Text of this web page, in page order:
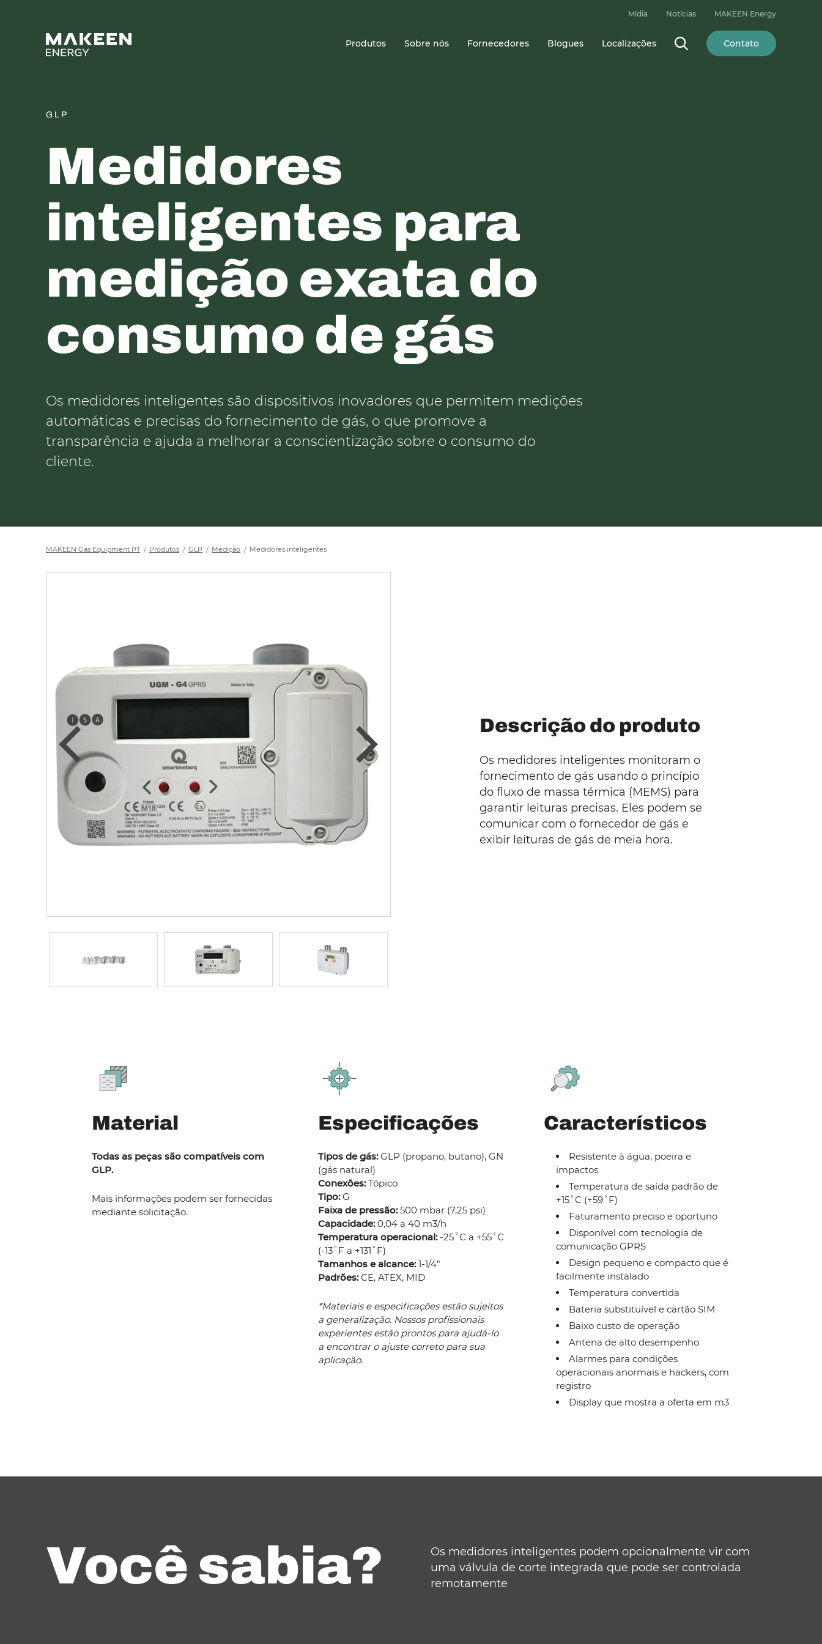
Produtos Sobre nós Fornecedores Blogues Localizações Contato
Mídia Notícias MAKEEN Energy
GLP
Medidores
inteligentes para
medição exata do
consumo de gás
Os medidores inteligentes são dispositivos inovadores que permitem medições
automáticas e precisas do fornecimento de gás, o que promove a
transparência e ajuda a melhorar a conscientização sobre o consumo do
cliente.
MAKEEN Gas Equipment PT Produtos GLP Medição Medidores inteligentes
Descrição do produto
Os medidores inteligentes monitoram o
fornecimento de gás usando o princípio
do fluxo de massa térmica (MEMS) para
garantir leituras precisas. Eles podem se
comunicar com o fornecedor de gás e
exibir leituras de gás de meia hora.
Material
Todas as peças são compatíveis com
GLP.
Mais informações podem ser fornecidas
mediante solicitação.
Especificações
Tipos de gás:GLP (propano, butano), GN
(gás natural)
Conexões:Tópico
Tipo:G
Faixa de pressão:500 mbar (7,25 psi)
Capacidade:0,04 a 40 m3/h
Temperatura operacional:-25˚C a +55˚C
(-13˚F a +131˚F)
Tamanhos e alcance:1-1/4"
Padrões:CE, ATEX, MID
*Materiais e especificações estão sujeitos
a generalização. Nossos profissionais
experientes estão prontos para ajudá-lo
a encontrar o ajuste correto para sua
aplicação.
Característicos
Resistente à água, poeira e
impactos
Temperatura de saída padrão de
+15˚C (+59˚F)
Faturamento preciso e oportuno
Disponível com tecnologia de
comunicação GPRS
Design pequeno e compacto que é
facilmente instalado
Temperatura convertida
Bateria substituível e cartão SIM
Baixo custo de operação
Antena de alto desempenho
Alarmes para condições
operacionais anormais e hackers, com
registro
Display que mostra a oferta em m3
Você sabia?
Os medidores inteligentes podem opcionalmente vir com
uma válvula de corte integrada que pode ser controlada
remotamente